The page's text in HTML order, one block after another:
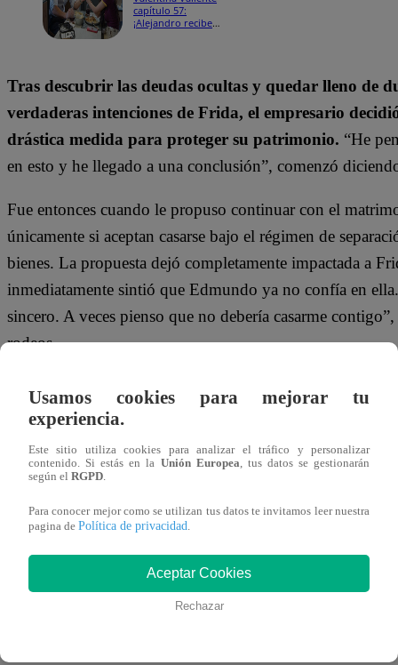
capítulo 57:
¡Alejandro recibe
Tras descubrir las deudas ocultas y quedar lleno de
verdaderas intenciones de Frida, el empresario
drástica medida para proteger su patrimonio. “He
en esto y he llegado a una conclusión”, comenzó
Fue entonces cuando le propuso continuar con el
únicamente si aceptan casarse bajo el régimen de
bienes. La propuesta dejó completamente impactada a
inmediatamente sintió que Edmundo ya no confía en
sincero. A veces pienso que no debería casarme
rodeos.
Sin embargo, también dejó claro que todavía la quiere y
el tiempo termine demostrando si sus dudas son reales o
considera injusto que ella pueda quedarse con parte
de unos meses, me parece injusto que te lleves la mitad
Finalmente, el empresario lanzó una frase que dejó a
Usamos cookies para mejorar tu
experiencia.
Este sitio utiliza cookies para analizar el tráfico y personalizar
contenido. Si estás en la Unión Europea , tus datos se gestionarán
según el RGPD
Para conocer mejor como se utilizan tus datos te invitamos leer nuestra
pagina de Política de privacidad
Aceptar Cookies
Rechazar